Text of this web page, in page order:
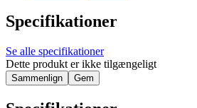
Specifikationer
Se alle specifikationer
Dette produkt er ikke tilgængeligt
Sammenlign Gem